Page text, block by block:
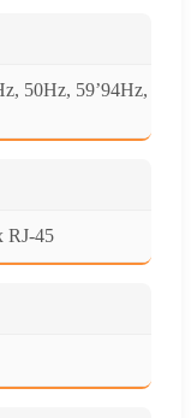
50Hz, 59’94Hz,
RJ-45